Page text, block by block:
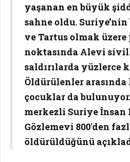
yaşanan en büyük
sahne oldu.
ve Tartus olmak üzere
noktasında Alevi
saldırılarda yüzlerce
Öldürülenler
çocuklar da
merkezli Suriye İnsan
Gözlemevi 800'den
öldürüldüğünü